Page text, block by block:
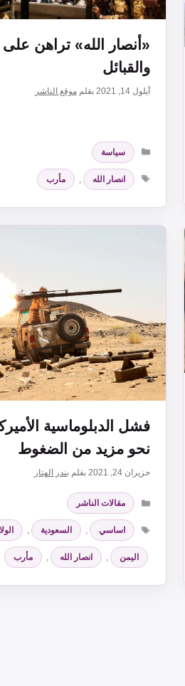
«أنصار الله» تراهن
والقبائل
أيلول 14, 2021 بقلمموقع الناشر
التصنيفات
سياسة
الوسوم
انصار الله , مأرب
فشل الدبلوماسية
نحو مزيد من الضغوط
حزيران 24, 2021 بقلمبندر الهتار
التصنيفات
مقالات الناشر
الوسوم
اساسي , السعودية ,
اليمن , انصار الله , مأرب